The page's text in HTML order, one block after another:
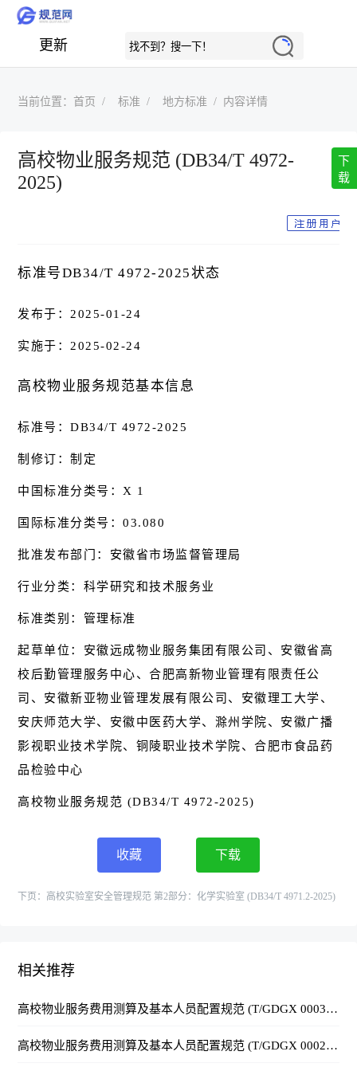
更新
当前位置： 首页 标准 地方标准 内容详情
高校物业服务规范 (DB34/T 4972-
2025)
下
载
标准号DB34/T 4972-2025状态
发布于：2025-01-24
实施于：2025-02-24
高校物业服务规范基本信息
标准号：DB34/T 4972-2025
制修订：制定
中国标准分类号：X 1
国际标准分类号：03.080
批准发布部门：安徽省市场监督管理局
行业分类：科学研究和技术服务业
标准类别：管理标准
起草单位：安徽远成物业服务集团有限公司、安徽省高
校后勤管理服务中心、合肥高新物业管理有限责任公
司、安徽新亚物业管理发展有限公司、安徽理工大学、
安庆师范大学、安徽中医药大学、滁州学院、安徽广播
影视职业技术学院、铜陵职业技术学院、合肥市食品药
品检验中心
高校物业服务规范 (DB34/T 4972-2025)
收藏 下载
下页： 高校实验室安全管理规范 第2部分：化学实验室 (DB34/T 4971.2-2025)
相关推荐
高校物业服务费用测算及基本人员配置规范 (T/GDGX 0003-2024)
高校物业服务费用测算及基本人员配置规范 (T/GDGX 0002-2024)